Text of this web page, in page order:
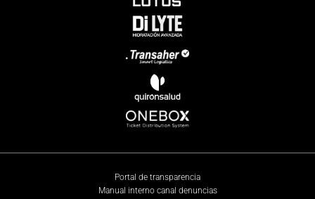
Portal de transparencia
Manual interno canal denuncias